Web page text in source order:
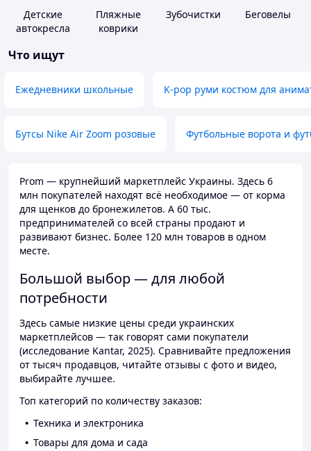
Детские
автокресла
Пляжные
коврики
Зубочистки Беговелы
Что ищут
Ежедневники школьные K-pop руми костюм для
Бутсы Nike Air Zoom розовые Футбольные ворота и
Prom — крупнейший маркетплейс Украины. Здесь 6
млн покупателей находят всё необходимое — от корма
для щенков до бронежилетов. А 60 тыс.
предпринимателей со всей страны продают и
развивают бизнес. Более 120 млн товаров в одном
месте.
Большой выбор — для любой
потребности
Здесь самые низкие цены среди украинских
маркетплейсов — так говорят сами покупатели
(исследование Kantar, 2025). Сравнивайте предложения
от тысяч продавцов, читайте отзывы с фото и видео,
выбирайте лучшее.
Топ категорий по количеству заказов:
Техника и электроника
Товары для дома и сада